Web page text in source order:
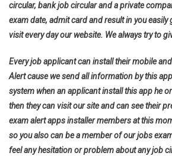
circular, bank job circular and a private
exam date, admit card and result in you easily
visit every day our website. We always try to
Every job applicant can install their mobile
Alert cause we send all information by this
system when an applicant install this app he
then they can visit our site and can see their
exam alert apps installer members at this
so you also can be a member of our jobs
feel any hesitation or problem about any job